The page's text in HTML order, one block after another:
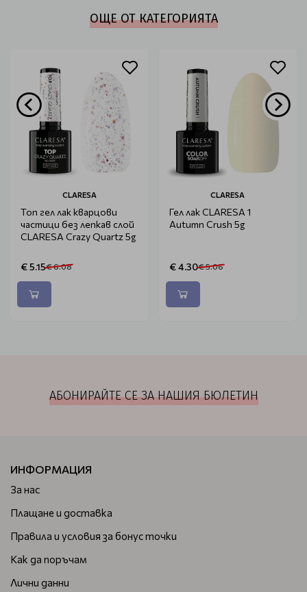
ОЩЕ ОТ КАТЕГОРИЯТА
CLARESA
Топ гел лак кварцови
частици без лепкав слой
CLARESA Crazy Quartz 5g
€ 5.15€ 6.08
CLARESA
Гел лак CLARESA 1
Autumn Crush 5g
€ 4.30€ 5.06
АБОНИРАЙТЕ СЕ ЗА НАШИЯ БЮЛЕТИН
ИНФОРМАЦИЯ
За нас
Плащане и доставка
Правила и условия за бонус точки
Как да поръчам
Лични данни